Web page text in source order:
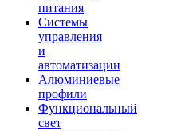
питания
Системы
управления
и
автоматизации
Алюминиевые
профили
Функциональный
свет